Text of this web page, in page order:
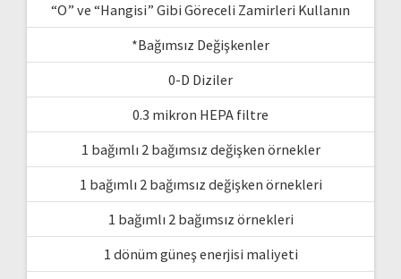
“O” ve “Hangisi” Gibi Göreceli Zamirleri Kullanın
*Bağımsız Değişkenler
0-D Diziler
0.3 mikron HEPA filtre
1 bağımlı 2 bağımsız değişken örnekler
1 bağımlı 2 bağımsız değişken örnekleri
1 bağımlı 2 bağımsız örnekleri
1 dönüm güneş enerjisi maliyeti